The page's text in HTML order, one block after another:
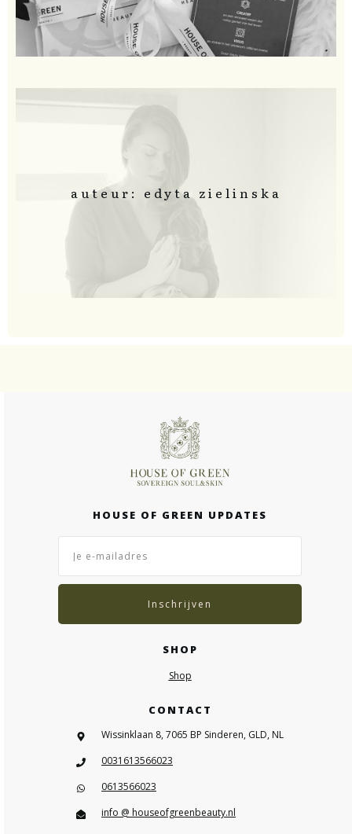
auteur: edyta zielinska
HOUSE OF GREEN UPDATES
Inschrijven
SHOP
Shop
CONTACT
Wissinklaan 8, 7065 BP Sinderen, GLD, NL
0031613566023
0613566023
info @ houseofgreenbeauty.nl